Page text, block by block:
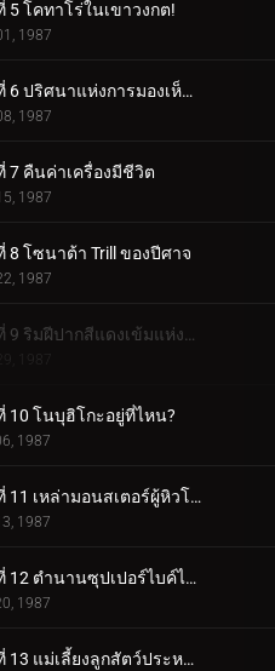
5 โคทาโร่ในเขาวงกต!
1987
ตอนที่ 6 ปริศนาแห่งการมองเห็นอันลึกลับ
1987
7 คืนค่าเครื่องมีชีวิต
1987
8 โซนาต้า Trill ของปีศาจ
1987
ตอนที่ 9 ริมฝีปากสีแดงเข้มแห่งบิชุม
1987
10 โนบุฮิโกะอยู่ที่ไหน?
1987
ตอนที่ 11 เหล่ามอนสเตอร์ผู้หิวโหย
1987
ตอนที่ 12 ตำนานซุปเปอร์ไบค์ได้ถือกำเนิดแล้ว!
1987
ตอนที่ 13 แม่เลี้ยงลูกสัตว์ประหลาด!